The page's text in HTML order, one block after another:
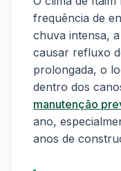
frequência de
chuva intensa,
causar refluxo
prolongada, o
dentro dos
manutenção
ano,
anos de